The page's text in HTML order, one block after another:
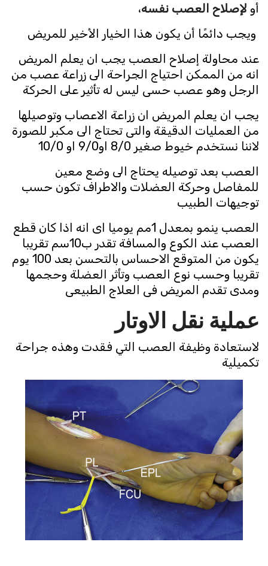
أولإصلاح العصب نفسه،
ويجب دائمًا أن يكون هذا الخيار الأخير للمريض
عند محاولة إصلاح العصب يجب ان يعلم المريض
انه من الممكن احتياج الجراحة الى زراعة عصب من
الرجل وهو عصب حسى ليس له تأثير على الحركة
يجب ان يعلم المريض ان زراعة الاعصاب وتوصيلها
من العمليات الدقيقة والتى تحتاج الى مكبر للصورة
لاننا نستخدم خيوط صغير 8/0 او9/0 او 10/0
العصب بعد توصيله يحتاج الى وضع معين
للمفاصل وحركة العضلات والاطراف تكون حسب
توجيهات الطبيب
العصب ينمو بمعدل 1مم يوميا اى انه اذا كان قطع
العصب عند الكوع والمسافة تقدر ب10سم تقريبا
يكون من المتوقع الاحساس بالتحسن بعد 100 يوم
تقريبا وحسب نوع العصب وتأثر العضلة وحجمها
ومدى تقدم المريض فى العلاج الطبيعى
عملية نقل الاوتار
لاستعادة وظيفة العصب التي فقدت وهذه جراحة
تكميلية